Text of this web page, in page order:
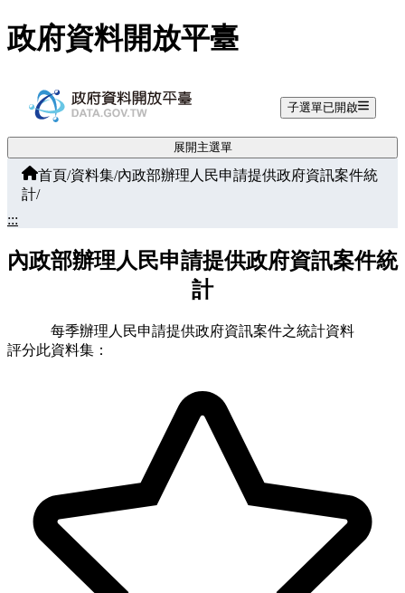
跳至主要內容
政府資料開放平臺
子選單已開啟
展開主選單
首頁/資料集/內政部辦理人民申請提供政府資訊案件統
計/
:::
內政部辦理人民申請提供政府資訊案件統
計
每季辦理人民申請提供政府資訊案件之統計資料
評分此資料集：